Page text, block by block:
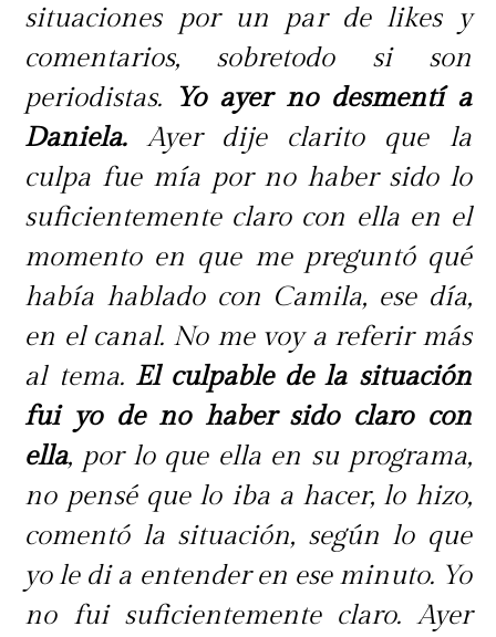
situaciones por un par de likes y
comentarios, sobretodo si son
periodistas. Yo ayer no desmentí a
Daniela.Ayer dije clarito que la
culpa fue mía por no haber sido lo
suficientemente claro con ella en el
momento en que me preguntó qué
había hablado con Camila, ese día,
en el canal. No me voy a referir más
al tema. El culpable de la situación
fui yo de no haber sido claro con
ella, por lo que ella en su programa,
no pensé que lo iba a hacer, lo hizo,
comentó la situación, según lo que
yo le di a entender en ese minuto. Yo
no fui suficientemente claro. Ayer